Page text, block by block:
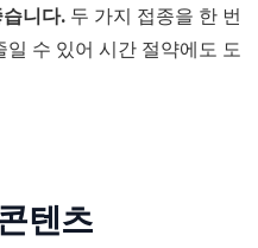
니다. 두 가지 접종을 한 번
수 있어 시간 절약에도 도
텐츠